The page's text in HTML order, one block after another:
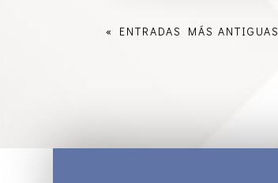
« ENTRADAS MÁS ANTIGUAS